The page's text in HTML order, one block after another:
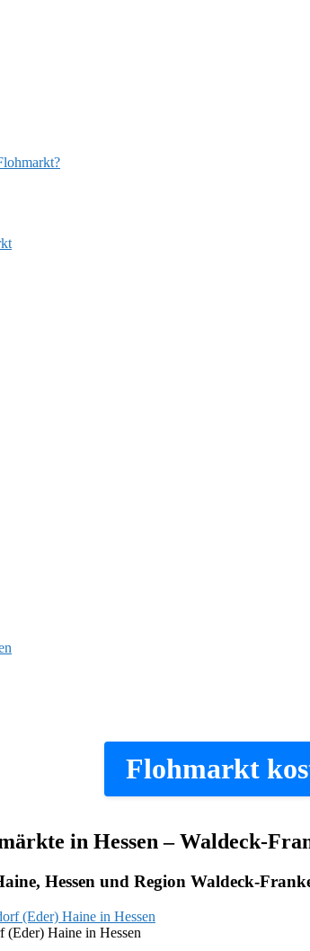
Flohmarkt
in Hessen – Waldeck-
Hessen und Region Waldeck-
Haine in Hessen